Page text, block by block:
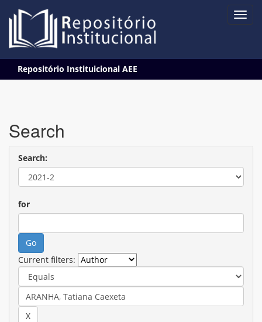
navigation
Repositório Instituicional AEE
Search
Search:
for
Current filters: